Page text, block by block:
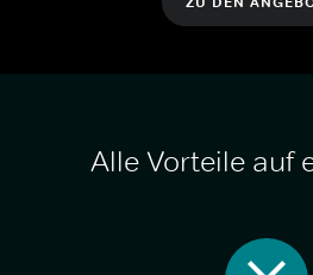
Alle Vorteile auf